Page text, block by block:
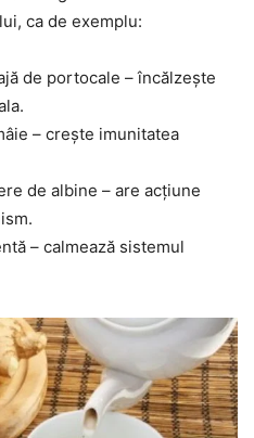
ca de exemplu:
de portocale – încălzește
– crește imunitatea
de albine – are acțiune
– calmează sistemul